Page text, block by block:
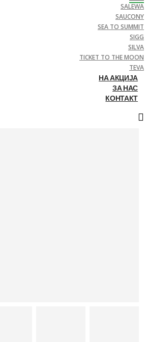
SALEWA
SAUCONY
SEA TO SUMMIT
SIGG
SILVA
TICKET TO THE MOON
TEVA
НА АКЦИЈА
ЗА НАС
КОНТАКТ